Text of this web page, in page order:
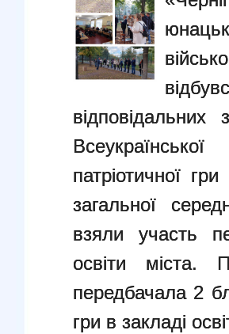
відповідальних
патріотичної
загальної
взяли участь
освіти міста.
передбачала 2
гри в закладі